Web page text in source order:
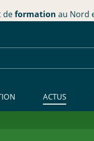
deformation au Nord
ACTUS